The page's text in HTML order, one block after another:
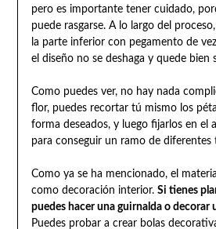
pero es importante tener cuidado,
puede rasgarse. A lo largo del
la parte inferior con pegamento de
el diseño no se deshaga y quede bien
Como puedes ver, no hay nada
flor, puedes recortar tú mismo los
forma deseados, y luego fijarlos en el
para conseguir un ramo de diferentes
Como ya se ha mencionado, el
como decoración interior. Si tienes
puedes hacer una guirnalda o decorar
Puedes probar a crear bolas